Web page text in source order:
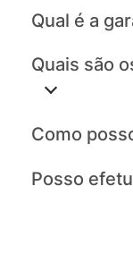
Qual é a
Quais são
Como
Posso